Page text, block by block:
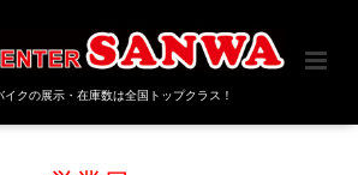
イクの展示・在庫数は全国トップクラス！